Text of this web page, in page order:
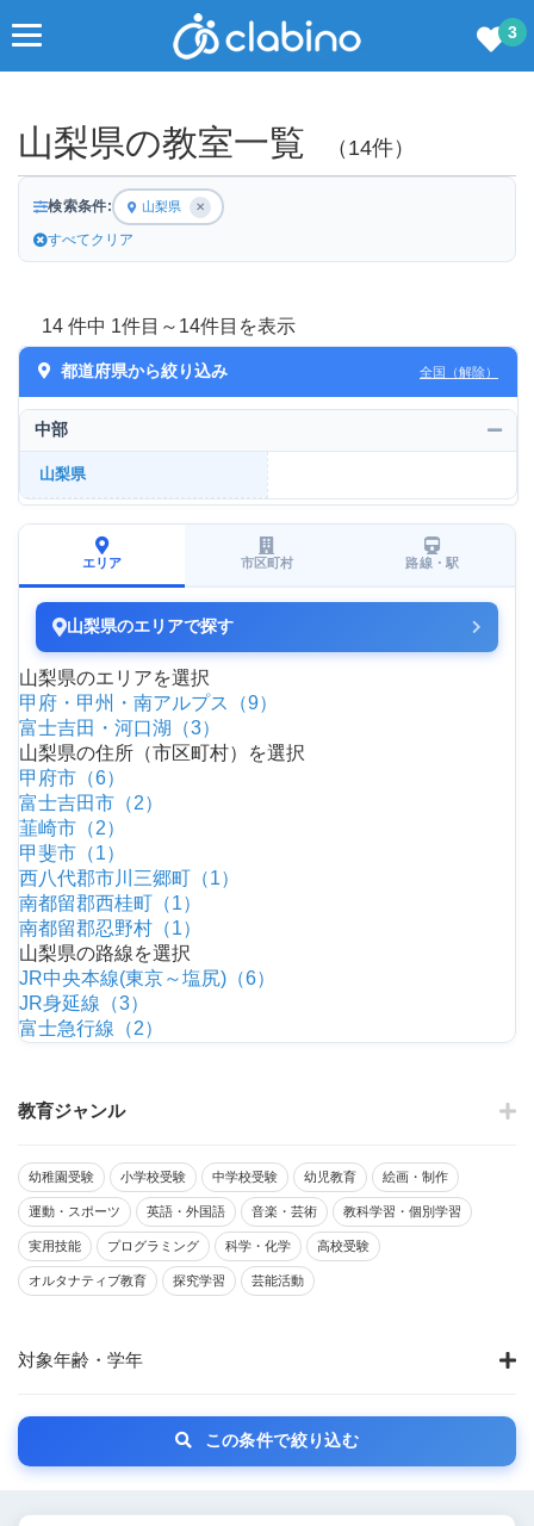
3
山梨県の教室一覧 （14件）
検索条件: 山梨県 ✕
すべてクリア
14 件中 1件目～14件目を表示
都道府県から絞り込み 全国（解除）
中部
山梨県
エリア 市区町村 路線・駅
山梨県のエリアで探す
山梨県のエリアを選択
甲府・甲州・南アルプス（9）
富士吉田・河口湖（3）
山梨県の住所（市区町村）を選択
甲府市（6）
富士吉田市（2）
韮崎市（2）
甲斐市（1）
西八代郡市川三郷町（1）
南都留郡西桂町（1）
南都留郡忍野村（1）
山梨県の路線を選択
JR中央本線(東京～塩尻)（6）
JR身延線（3）
富士急行線（2）
教育ジャンル
幼稚園受験 小学校受験 中学校受験 幼児教育 絵画・制作
運動・スポーツ 英語・外国語 音楽・芸術 教科学習・個別学習
実用技能 プログラミング 科学・化学 高校受験
オルタナティブ教育 探究学習 芸能活動
対象年齢・学年
この条件で絞り込む